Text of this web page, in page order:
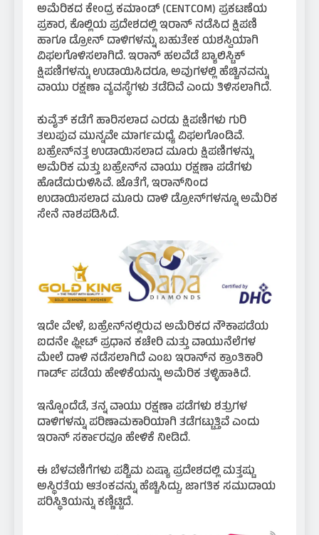
ಅಮೆರಿಕದ ಕೇಂದ್ರ ಕಮಾಂಡ್ (CENTCOM) ಪ್ರಕಟಣೆಯ
ಪ್ರಕಾರ, ಕೊಲ್ಲಿಯ ಪ್ರದೇಶದಲ್ಲಿ ಇರಾನ್ ನಡೆಸಿದ ಕ್ಷಿಪಣಿ
ಹಾಗೂ ಡ್ರೋನ್ ದಾಳಿಗಳನ್ನು ಬಹುತೇಕ ಯಶಸ್ವಿಯಾಗಿ
ವಿಫಲಗೊಳಿಸಲಾಗಿದೆ. ಇರಾನ್ ಹಲವೆಡೆ ಬ್ಯಾಲಿಸ್ಟಿಕ್
ಕ್ಷಿಪಣಿಗಳನ್ನು ಉಡಾಯಿಸಿದರೂ, ಅವುಗಳಲ್ಲಿ ಹೆಚ್ಚಿನವನ್ನು
ವಾಯು ರಕ್ಷಣಾ ವ್ಯವಸ್ಥೆಗಳು ತಡೆದಿವೆ ಎಂದು ತಿಳಿಸಲಾಗಿದೆ.
ಕುವೈತ್ ಕಡೆಗೆ ಹಾರಿಸಲಾದ ಎರಡು ಕ್ಷಿಪಣಿಗಳು ಗುರಿ
ತಲುಪುವ ಮುನ್ನವೇ ಮಾರ್ಗಮಧ್ಯೆ ವಿಫಲಗೊಂಡಿವೆ.
ಬಹ್ರೇನ್‌ನತ್ತ ಉಡಾಯಿಸಲಾದ ಮೂರು ಕ್ಷಿಪಣಿಗಳನ್ನು
ಅಮೆರಿಕ ಮತ್ತು ಬಹ್ರೇನ್‌ನ ವಾಯು ರಕ್ಷಣಾ ಪಡೆಗಳು
ಹೊಡೆದುರುಳಿಸಿವೆ. ಜೊತೆಗೆ, ಇರಾನ್‌ನಿಂದ
ಉಡಾಯಿಸಲಾದ ಮೂರು ದಾಳಿ ಡ್ರೋನ್‌ಗಳನ್ನೂ ಅಮೆರಿಕ
ಸೇನೆ ನಾಶಪಡಿಸಿದೆ.
ಇದೇ ವೇಳೆ, ಬಹ್ರೇನ್‌ನಲ್ಲಿರುವ ಅಮೆರಿಕದ ನೌಕಾಪಡೆಯ
ಐದನೇ ಫ್ಲೀಟ್ ಪ್ರಧಾನ ಕಚೇರಿ ಮತ್ತು ವಾಯುನೆಲೆಗಳ
ಮೇಲೆ ದಾಳಿ ನಡೆಸಲಾಗಿದೆ ಎಂಬ ಇರಾನ್‌ನ ಕ್ರಾಂತಿಕಾರಿ
ಗಾರ್ಡ್ ಪಡೆಯ ಹೇಳಿಕೆಯನ್ನು ಅಮೆರಿಕ ತಳ್ಳಿಹಾಕಿದೆ.
ಇನ್ನೊಂದೆಡೆ, ತನ್ನ ವಾಯು ರಕ್ಷಣಾ ಪಡೆಗಳು ಶತ್ರುಗಳ
ದಾಳಿಗಳನ್ನು ಪರಿಣಾಮಕಾರಿಯಾಗಿ ತಡೆಗಟ್ಟುತ್ತಿವೆ ಎಂದು
ಇರಾನ್ ಸರ್ಕಾರವೂ ಹೇಳಿಕೆ ನೀಡಿದೆ.
ಈ ಬೆಳವಣಿಗೆಗಳು ಪಶ್ಚಿಮ ಏಷ್ಯಾ ಪ್ರದೇಶದಲ್ಲಿ ಮತ್ತಷ್ಟು
ಅಸ್ಥಿರತೆಯ ಆತಂಕವನ್ನು ಹೆಚ್ಚಿಸಿದ್ದು, ಜಾಗತಿಕ ಸಮುದಾಯ
ಪರಿಸ್ಥಿತಿಯನ್ನು ಕಣ್ಣಿಟ್ಟಿದೆ.